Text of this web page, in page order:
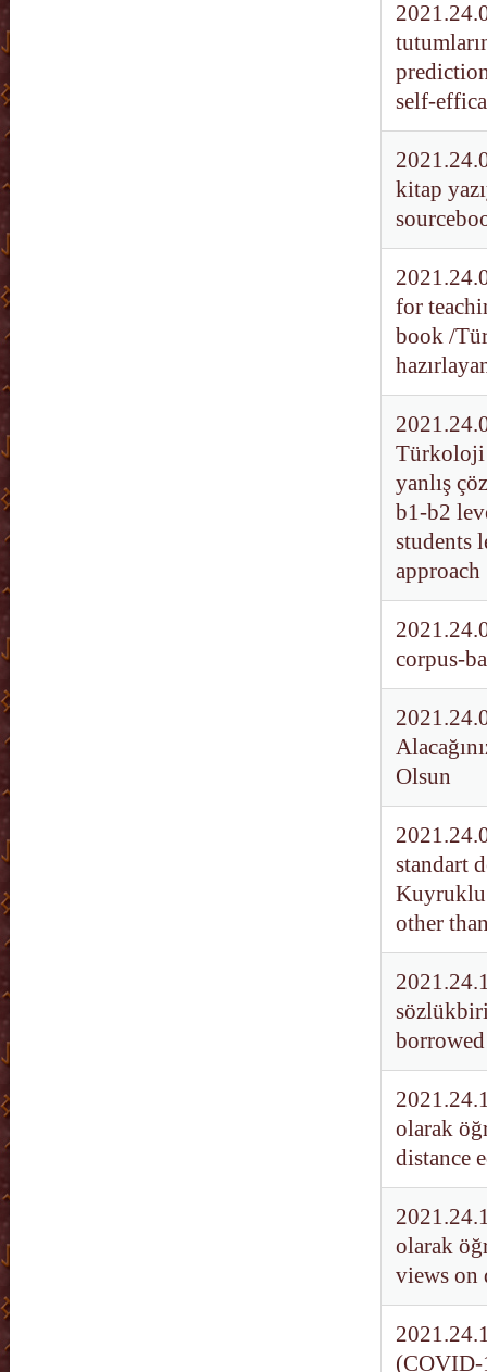
self-
kitap
for
book /
Türkoloji
yanlış
b1-b2
students
approach
corpus-
Olsun
standart
Kuyruklu
other
olarak
distance
olarak
views on
(COVID-